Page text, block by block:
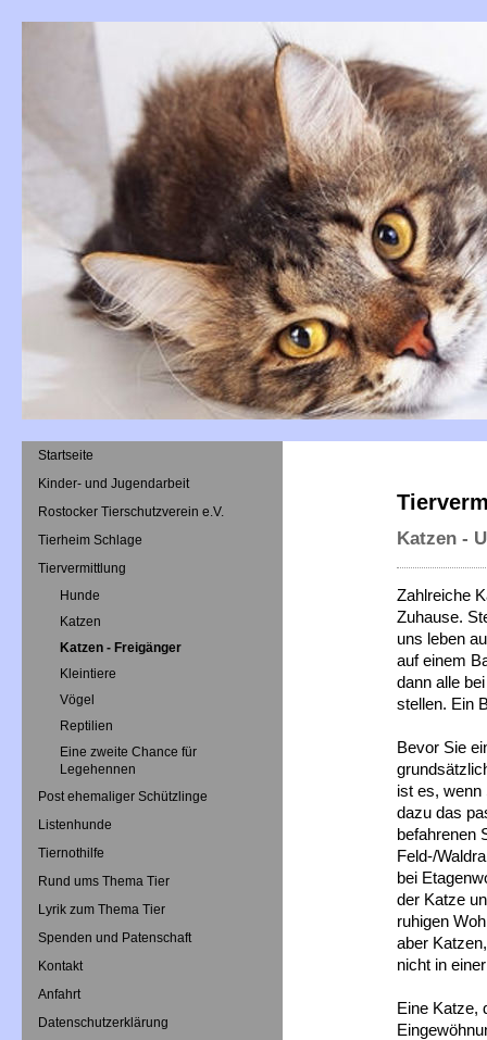
Katzen -
Zahlreiche
Zuhause.
uns leben
auf einem
dann alle
stellen. Ein
Bevor Sie
ist es, wenn
dazu das
befahrenen
Feld-/
bei
der Katze
ruhigen
aber
nicht in
Eine Katze,
Startseite
Kinder- und Jugendarbeit
Rostocker Tierschutzverein e.V.
Tierheim Schlage
Tiervermittlung
Hunde
Katzen
Katzen - Freigänger
Kleintiere
Vögel
Reptilien
Eine zweite Chance für
Legehennen
Post ehemaliger Schützlinge
Listenhunde
Tiernothilfe
Rund ums Thema Tier
Lyrik zum Thema Tier
Spenden und Patenschaft
Kontakt
Anfahrt
Datenschutzerklärung